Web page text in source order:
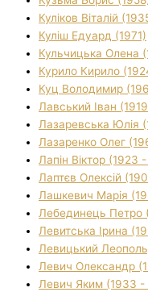
Куліков Віталій
Куліш Едуард (1971)
Кульчицька Олена
Курило Кирило
Куц Володимир
Лавський Іван
Лазаревська Юлія
Лазаренко Олег
Лапін Віктор (1923
Лаптєв Олексій
Лашкевич Марія
Лебединець Петро
Левитська Ірина
Левицький
Левич Олександр
Левич Яким (1933 -